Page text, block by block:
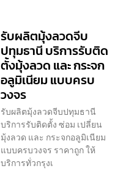
รับผลิตมุ้งลวดจีบ
ปทุมธานี บริการรับติด
ตั้งมุ้งลวด และ กระจก
อลูมิเนียม แบบครบ
วงจร
รับผลิตมุ้งลวดจีบปทุมธานี
บริการรับติดตั้ง ซ่อม เปลี่ยน
มุ้งลวด และ กระจกอลูมิเนียม
แบบครบวงจร ราคาถูก ให้
บริการทั่วกรุงเ